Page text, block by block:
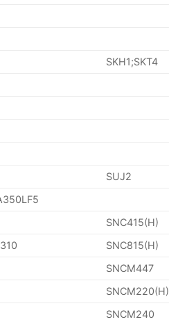
SKH1;SKT4
SUJ2
SNC415(H)
SNC815(H)
SNCM447
SNCM220(H)
SNCM240